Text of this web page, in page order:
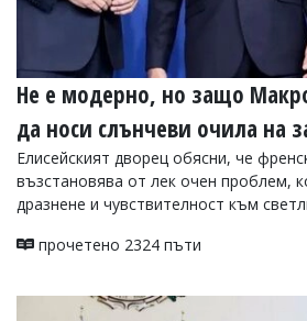
Не е модерно, но защо
да носи слънчеви очила на
Елисейският дворец обясни, че
възстановява от лек очен проблем,
дразнене и чувствителност към
прочетено 2324 пъти